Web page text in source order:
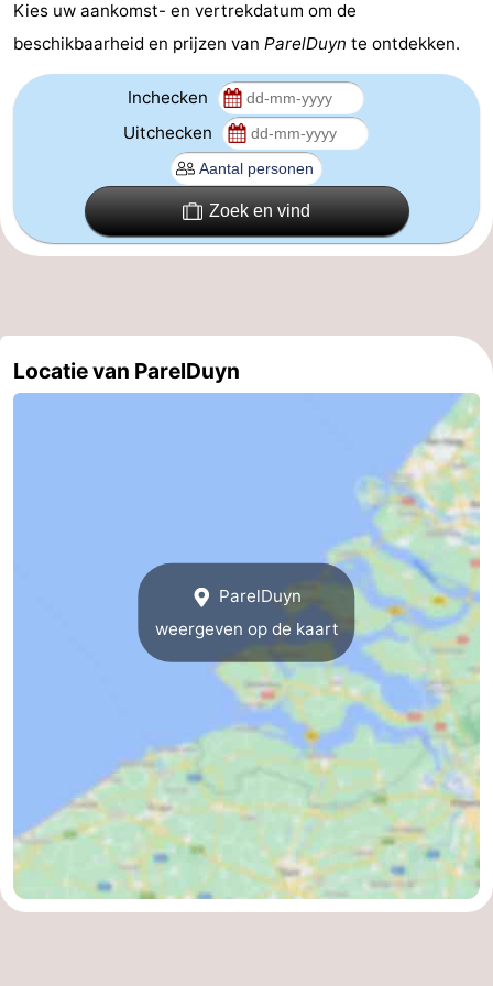
Paardrijden
-
Maneges
drinken
Evenementen
Praktisch
Route
-
Brouwershaven
Bruinisse
-
Kies uw aankomst- en vertrekdatum om de
beschikbaarheid en prijzen van ParelDuyn te ontdekken.
Inchecken
Uitchecken
Zoek en vind
Locatie van ParelDuyn
ParelDuyn
weergeven op de kaart